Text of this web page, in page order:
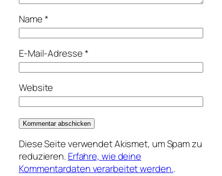
Name*
E-Mail-Adresse*
Website
Diese Seite verwendet Akismet, um Spam zu
reduzieren. Erfahre, wie deine
Kommentardaten verarbeitet werden..